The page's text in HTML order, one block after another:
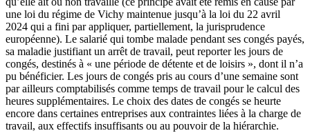
une loi du régime de Vichy maintenue jusqu’à la loi du 22 avril
2024 qui a fini par appliquer, partiellement, la jurisprudence
européenne). Le salarié qui tombe malade pendant ses congés payés,
sa maladie justifiant un arrêt de travail, peut reporter les jours de
congés, destinés à « une période de détente et de loisirs », dont il n’a
pu bénéficier. Les jours de congés pris au cours d’une semaine sont
par ailleurs comptabilisés comme temps de travail pour le calcul des
heures supplémentaires. Le choix des dates de congés se heurte
encore dans certaines entreprises aux contraintes liées à la charge de
travail, aux effectifs insuffisants ou au pouvoir de la hiérarchie.